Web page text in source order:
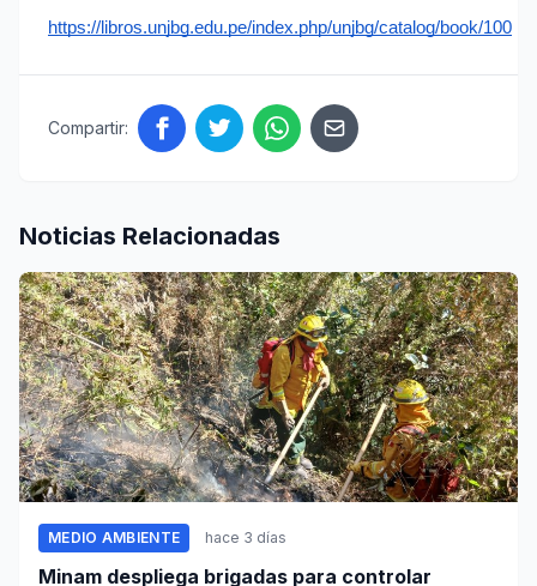
https://libros.unjbg.edu.pe/index.php/unjbg/catalog/book/100
Compartir:
Noticias Relacionadas
MEDIO AMBIENTE hace 3 días
Minam despliega brigadas para controlar